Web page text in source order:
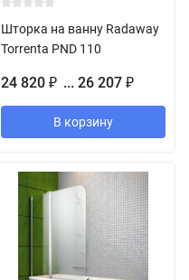
Шторка на ванну Radaway
Torrenta PND 110
24 820 ₽ ... 26 207 ₽
В корзину